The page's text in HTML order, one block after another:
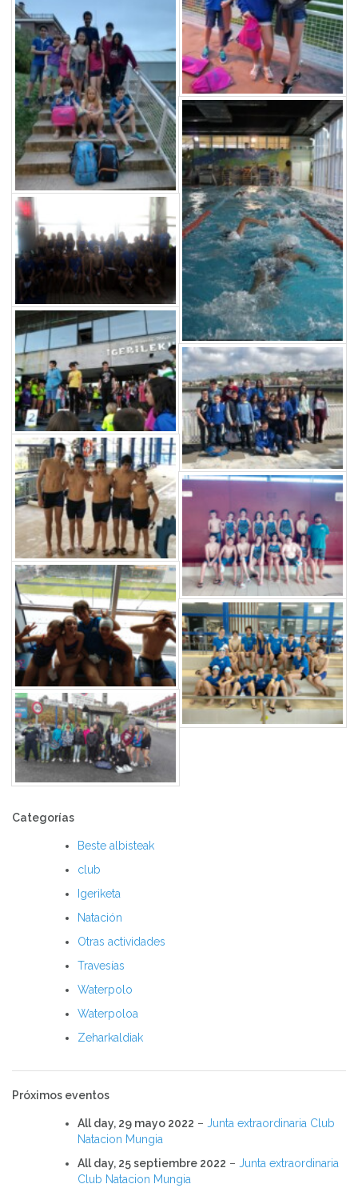
Categorías
Beste albisteak
club
Igeriketa
Natación
Otras actividades
Travesías
Waterpolo
Waterpoloa
Zeharkaldiak
Próximos eventos
All day, 29 mayo 2022 – Junta extraordinaria Club
Natacion Mungia
All day, 25 septiembre 2022 – Junta extraordinaria
Club Natacion Mungia